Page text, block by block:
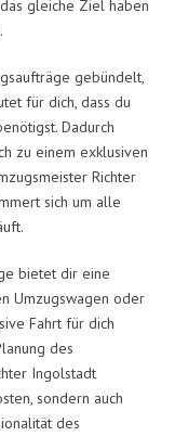
gleiche Ziel haben
gebündelt,
für dich, dass du
Dadurch
zu einem exklusiven
Richter
sich um alle
bietet dir eine
Umzugswagen oder
Fahrt für dich
des
Ingolstadt
sondern auch
des